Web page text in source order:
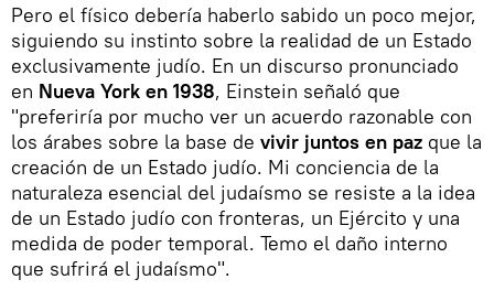
Pero el físico debería haberlo sabido un poco mejor,
siguiendo su instinto sobre la realidad de un Estado
exclusivamente judío. En un discurso pronunciado
en Nueva York en 1938, Einstein señaló que
"preferiría por mucho ver un acuerdo razonable con
los árabes sobre la base de vivir juntos en paz que la
creación de un Estado judío. Mi conciencia de la
naturaleza esencial del judaísmo se resiste a la idea
de un Estado judío con fronteras, un Ejército y una
medida de poder temporal. Temo el daño interno
que sufrirá el judaísmo".